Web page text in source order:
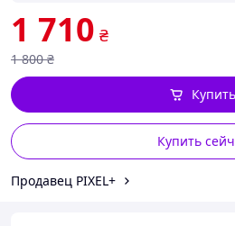
1 710 ₴
1 800 ₴
Купить
Купить
Продавец PIXEL+